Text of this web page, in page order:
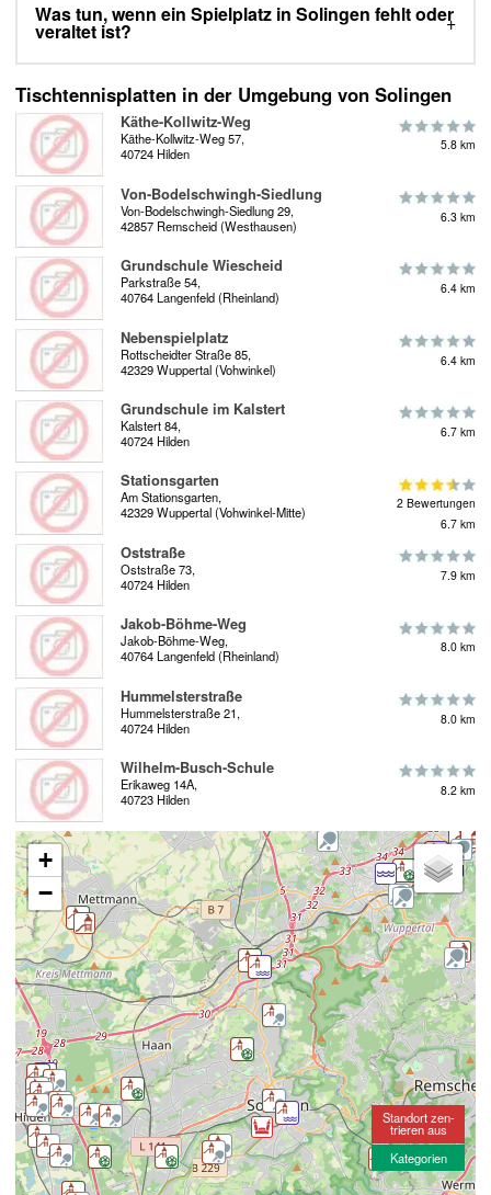
Was tun, wenn ein Spielplatz in Solingen fehlt oder
veraltet ist?
Tischtennisplatten in der Umgebung von Solingen
Käthe-Kollwitz-Weg
Käthe-Kollwitz-Weg 57,
40724 Hilden
5.8 km
Von-Bodelschwingh-Siedlung
Von-Bodelschwingh-Siedlung 29,
42857 Remscheid (Westhausen)
6.3 km
Grundschule Wiescheid
Parkstraße 54,
40764 Langenfeld (Rheinland)
6.4 km
Nebenspielplatz
Rottscheidter Straße 85,
42329 Wuppertal (Vohwinkel)
6.4 km
Grundschule im Kalstert
Kalstert 84,
40724 Hilden
6.7 km
Stationsgarten
Am Stationsgarten,
42329 Wuppertal (Vohwinkel-Mitte)
2 Bewertungen
6.7 km
Oststraße
Oststraße 73,
40724 Hilden
7.9 km
Jakob-Böhme-Weg
Jakob-Böhme-Weg,
40764 Langenfeld (Rheinland)
8.0 km
Hummelsterstraße
Hummelsterstraße 21,
40724 Hilden
8.0 km
Wilhelm-Busch-Schule
Erikaweg 14A,
40723 Hilden
8.2 km
+
−
Standort zen-
trieren aus
Kategorien